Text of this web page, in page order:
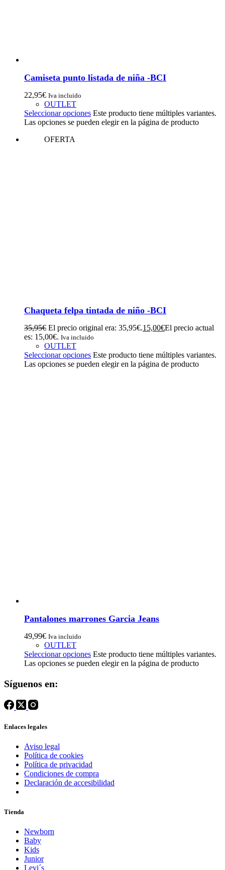
Camiseta punto listada de niña -BCI
22,95€ Iva incluido
OUTLET
Seleccionar opciones Este producto tiene múltiples variantes.
Las opciones se pueden elegir en la página de producto
OFERTA
Chaqueta felpa tintada de niño -BCI
35,95€ El precio original era: 35,95€.15,00€El precio actual
es: 15,00€. Iva incluido
OUTLET
Seleccionar opciones Este producto tiene múltiples variantes.
Las opciones se pueden elegir en la página de producto
Pantalones marrones Garcia Jeans
49,99€ Iva incluido
OUTLET
Seleccionar opciones Este producto tiene múltiples variantes.
Las opciones se pueden elegir en la página de producto
Síguenos en:
Enlaces legales
Aviso legal
Política de cookies
Política de privacidad
Condiciones de compra
Declaración de accesibilidad
Tienda
Newborn
Baby
Kids
Junior
Levi´s